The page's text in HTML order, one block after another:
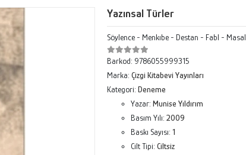
Yazınsal Türler
Söylence - Menkıbe - Destan - Fabl - Masal
Barkod: 9786055999315
Marka: Çizgi Kitabevi Yayınları
Kategori: Deneme
Yazar: Munise Yıldırım
Basım Yılı: 2009
Baskı Sayısı: 1
Cilt Tipi: Ciltsiz